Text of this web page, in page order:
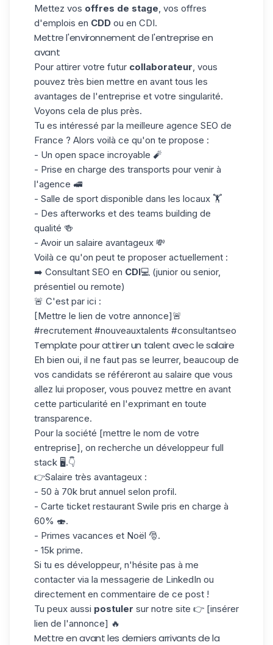
Mettez vos offres de stage , vos offres
d'emplois en CDD ou en CDI.
Mettre l'environnement de l'entreprise en
avant
Pour attirer votre futur collaborateur , vous
pouvez très bien mettre en avant tous les
avantages de l'entreprise et votre singularité.
Voyons cela de plus près.
Tu es intéressé par la meilleure agence SEO de
France ? Alors voilà ce qu'on te propose :
- Un open space incroyable 🧨
- Prise en charge des transports pour venir à
l'agence 🚅
- Salle de sport disponible dans les locaux 🏋️
- Des afterworks et des teams building de
qualité 🍻
- Avoir un salaire avantageux 💸
Voilà ce qu'on peut te proposer actuellement :
➡️ Consultant SEO en CDI💻 (junior ou senior,
présentiel ou remote)
🚨 C'est par ici :
[Mettre le lien de votre annonce]🚨
#recrutement #nouveauxtalents #consultantseo
Template pour attirer un talent avec le salaire
Eh bien oui, il ne faut pas se leurrer, beaucoup de
vos candidats se référeront au salaire que vous
allez lui proposer, vous pouvez mettre en avant
cette particularité en l'exprimant en toute
transparence.
Pour la société [mettre le nom de votre
entreprise], on recherche un développeur full
stack 🖥️.👇
👉Salaire très avantageux :
- 50 à 70k brut annuel selon profil.
- Carte ticket restaurant Swile pris en charge à
60% 🍣.
- Primes vacances et Noël 🎅.
- 15k prime.
Si tu es développeur, n'hésite pas à me
contacter via la messagerie de LinkedIn ou
directement en commentaire de ce post !
Tu peux aussi postuler sur notre site 👉 [insérer
lien de l'annonce] 🔥
Mettre en avant les derniers arrivants de la